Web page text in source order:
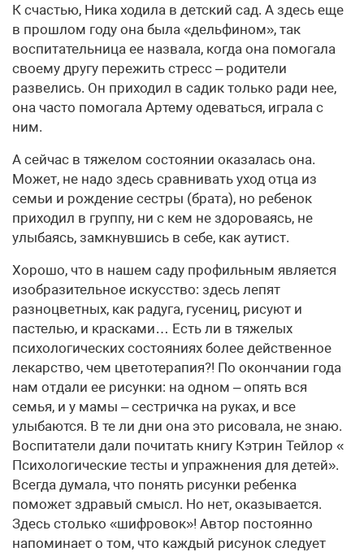
К счастью, Ника ходила в детский сад. А здесь еще
в прошлом году она была «дельфином», так
воспитательница ее назвала, когда она помогала
своему другу пережить стресс – родители
развелись. Он приходил в садик только ради нее,
она часто помогала Артему одеваться, играла с
ним.
А сейчас в тяжелом состоянии оказалась она.
Может, не надо здесь сравнивать уход отца из
семьи и рождение сестры (брата), но ребенок
приходил в группу, ни с кем не здороваясь, не
улыбаясь, замкнувшись в себе, как аутист.
Хорошо, что в нашем саду профильным является
изобразительное искусство: здесь лепят
разноцветных, как радуга, гусениц, рисуют и
пастелью, и красками… Есть ли в тяжелых
психологических состояниях более действенное
лекарство, чем цветотерапия?! По окончании года
нам отдали ее рисунки: на одном – опять вся
семья, и у мамы – сестричка на руках, и все
улыбаются. В те ли дни она это рисовала, не знаю.
Воспитатели дали почитать книгу Кэтрин Тейлор «
Психологические тесты и упражнения для детей».
Всегда думала, что понять рисунки ребенка
поможет здравый смысл. Но нет, оказывается.
Здесь столько «шифровок»! Автор постоянно
напоминает о том, что каждый рисунок следует